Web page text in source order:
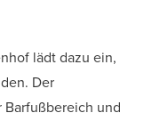
lädt dazu ein,
Der
Barfußbereich und